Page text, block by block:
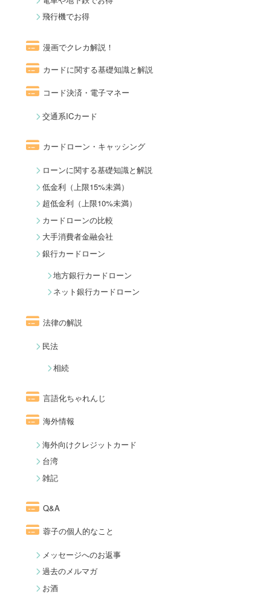
飛行機でお得
漫画でクレカ解説！
カードに関する基礎知識と解説
コード決済・電子マネー
交通系ICカード
カードローン・キャッシング
ローンに関する基礎知識と解説
低金利（上限15%未満）
超低金利（上限10%未満）
カードローンの比較
大手消費者金融会社
銀行カードローン
地方銀行カードローン
ネット銀行カードローン
法律の解説
民法
相続
言語化ちゃれんじ
海外情報
海外向けクレジットカード
台湾
雑記
Q&A
蓉子の個人的なこと
メッセージへのお返事
過去のメルマガ
お酒